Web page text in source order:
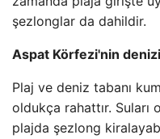
şezlonglar da dahildir.
Aspat Körfezi'nin denizi
Plaj ve deniz tabanı
oldukça rahattır.
plajda şezlong